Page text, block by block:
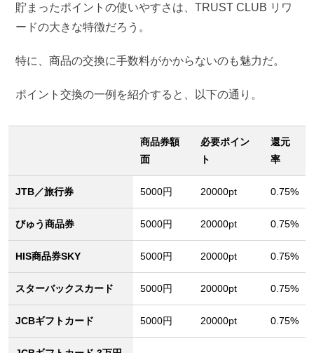
貯まったポイントの使いやすさは、TRUST CLUB リワ
ードの大きな特徴だろう。
特に、商品の交換に手数料がかからないのも魅力だ。
ポイント交換の一例を紹介すると、以下の通り。
商品券額
面
必要ポイン
ト
還元
率
JTB／旅行券 5000円 20000pt 0.75%
びゅう商品券 5000円 20000pt 0.75%
HIS商品券SKY 5000円 20000pt 0.75%
スターバックスカード 5000円 20000pt 0.75%
JCBギフトカード 5000円 20000pt 0.75%